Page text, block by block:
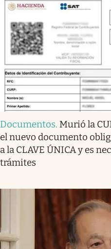
Documentos. Murió la
el nuevo documento
a la CLAVE ÚNICA y es
trámites